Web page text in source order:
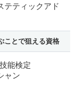
テティックアド
ことで狙える資格
能検定
ャン